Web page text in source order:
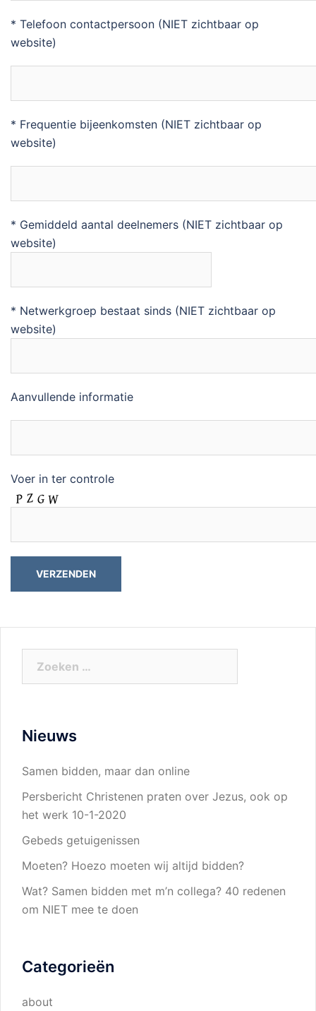
* Telefoon contactpersoon (NIET zichtbaar op
website)
* Frequentie bijeenkomsten (NIET zichtbaar op
website)
* Gemiddeld aantal deelnemers (NIET zichtbaar op
website)
* Netwerkgroep bestaat sinds (NIET zichtbaar op
website)
Aanvullende informatie
Voer in ter controle
naar:
Nieuws
Samen bidden, maar dan online
Persbericht Christenen praten over Jezus, ook op
het werk 10-1-2020
Gebeds getuigenissen
Moeten? Hoezo moeten wij altijd bidden?
Wat? Samen bidden met m’n collega? 40 redenen
om NIET mee te doen
Categorieën
about